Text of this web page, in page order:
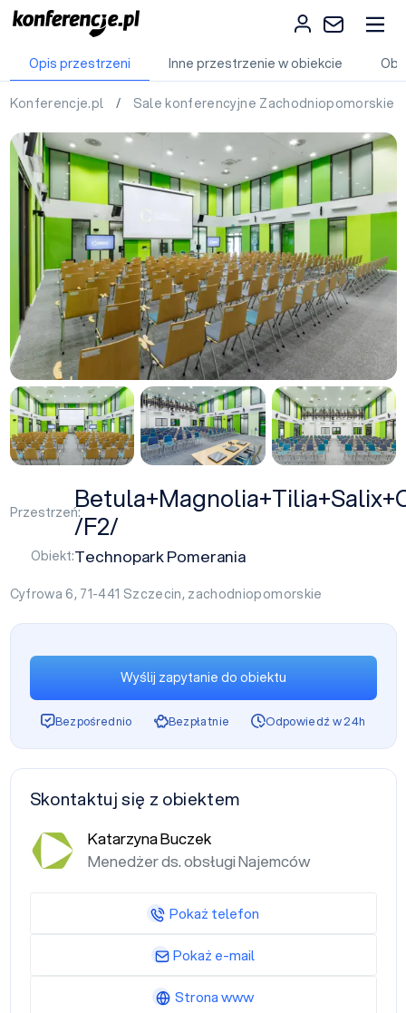
Opis przestrzeni Inne przestrzenie w obiekcie
Konferencje.pl / Sale konferencyjne Zachodniopomorskie
Przestrzeń:/F2/
Obiekt:Technopark Pomerania
Cyfrowa 6, 71-441 Szczecin, zachodniopomorskie
Wyślij zapytanie do obiektu
Bezpośrednio Bezpłatnie Odpowiedź w 24h
Skontaktuj się z obiektem
Katarzyna Buczek
Menedżer ds. obsługi Najemców
Pokaż telefon
Pokaż e-mail
Strona www